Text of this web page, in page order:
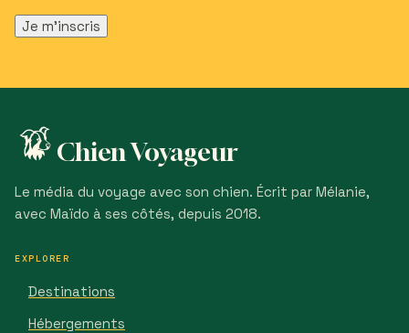
Chien Voyageur
Le média du voyage avec son chien. Écrit par Mélanie,
avec Maïdo à ses côtés, depuis 2018.
EXPLORER
Destinations
Hébergements